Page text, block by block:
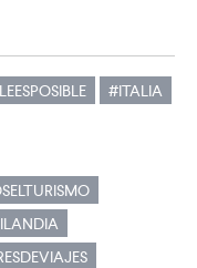
#ITALIA